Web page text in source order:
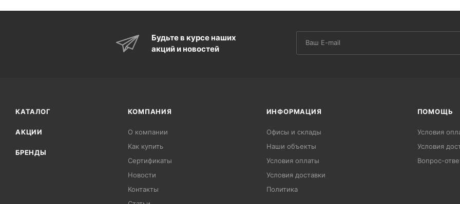
Будьте в курсе наших
акций и новостей
КАТАЛОГ
АКЦИИ
БРЕНДЫ
КОМПАНИЯ
О компании
Как купить
Сертификаты
Новости
Контакты
ИНФОРМАЦИЯ
Офисы и склады
Наши объекты
Условия оплаты
Условия доставки
Политика
ПОМОЩЬ
Условия
Условия
Вопрос-